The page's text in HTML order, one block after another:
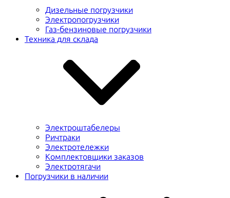
Дизельные погрузчики
Электропогрузчики
Газ-бензиновые погрузчики
Техника для склада
Электроштабелеры
Ричтраки
Электротележки
Комплектовщики заказов
Электротягачи
Погрузчики в наличии